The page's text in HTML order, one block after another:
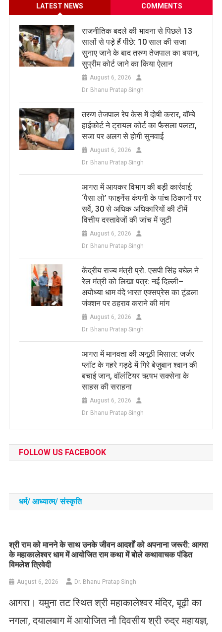
LATEST NEWS COMMENTS
राजनीतिक बदले की भावना से पिछले 13
सालों से पड़े हैं पीछे: 10 साल की सजा
सुनाए जाने के बाद तरुण तेजपाल का बयान,
सुप्रीम कोर्ट जाने का किया ऐलान
August 6, 2026
Dr. Bhanu Pratap Singh
तरुण तेजपाल रेप केस में दोषी करार, बॉम्बे
हाईकोर्ट ने ट्रायल कोर्ट का फैसला पलटा,
सजा पर अलग से होगी सुनवाई
August 6, 2026
Dr. Bhanu Pratap Singh
आगरा में आयकर विभाग की बड़ी कार्रवाई:
‘पैसा लो’ फाइनेंस कंपनी के पांच ठिकानों पर
सर्वे, 30 से अधिक अधिकारियों की टीमें
वित्तीय दस्तावेजों की जांच में जुटी
August 6, 2026
Dr. Bhanu Pratap Singh
केंद्रीय राज्य मंत्री प्रो. एसपी सिंह बघेल ने
रेल मंत्री को लिखा पत्र: नई दिल्ली–
अयोध्या धाम वंदे भारत एक्सप्रेस का टूंडला
जंक्शन पर ठहराव कराने की मांग
August 6, 2026
Dr. Bhanu Pratap Singh
आगरा में मानवता की अनूठी मिसाल: जर्जर
प्लॉट के गहरे गड्ढे में गिरे बेजुबान श्वान की
बचाई जान, वॉलंटियर ऋषभ सक्सेना के
साहस की सराहना
August 6, 2026
Dr. Bhanu Pratap Singh
FOLLOW US FACEBOOK
धर्म/ आध्‍यात्‍म/ संस्‍कृति
​श्री राम को मानने के साथ उनके जीवन आदर्शों को अपनाना जरूरी: आगरा
के महाकालेश्वर धाम में आयोजित राम कथा में बोले कथावाचक पंडित
विमलेश त्रिवेदी
August 6, 2026 Dr. Bhanu Pratap Singh
आगरा। यमुना तट स्थित श्री महाकालेश्वर मंदिर, बूढ़ी का
नगला, दयालबाग में आयोजित नौ दिवसीय श्री रुद्र महायज्ञ,